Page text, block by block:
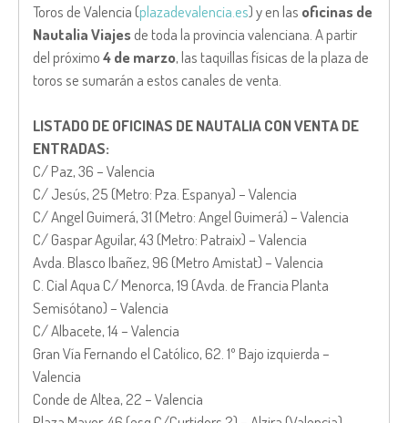
Toros de Valencia (plazadevalencia.es) y en las oficinas de
Nautalia Viajes de toda la provincia valenciana. A partir
del próximo4 de marzo, las taquillas físicas de la plaza de
toros se sumarán a estos canales de venta.
LISTADO DE OFICINAS DE NAUTALIA CON VENTA DE
ENTRADAS:
C/ Paz, 36 – Valencia
C/ Jesús, 25 (Metro: Pza. Espanya) – Valencia
C/ Angel Guimerá, 31 (Metro: Angel Guimerá) – Valencia
C/ Gaspar Aguilar, 43 (Metro: Patraix) – Valencia
Avda. Blasco Ibañez, 96 (Metro Amistat) – Valencia
C. Cial Aqua C/ Menorca, 19 (Avda. de Francia Planta
Semisótano) – Valencia
C/ Albacete, 14 – Valencia
Gran Vía Fernando el Católico, 62. 1º Bajo izquierda –
Valencia
Conde de Altea, 22 – Valencia